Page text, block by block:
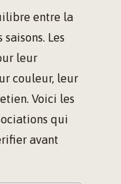
entre la
Les
leur
couleur, leur
Voici les
qui
avant